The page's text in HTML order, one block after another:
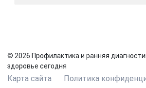
© 2026 Профилактика и ранняя
здоровье сегодня
Карта сайта
Политика